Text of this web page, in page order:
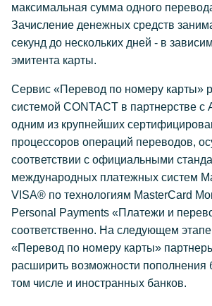
максимальная сумма одного
Зачисление денежных средств
секунд до нескольких дней - в
эмитента карты.
Сервис «Перевод по номеру карты»
системой CONTACT в партнерстве
одним из крупнейших
процессоров операций переводов,
соответствии с официальными
международных платежных систем
VISA® по технологиям MasterCard
Personal Payments «Платежи и
соответственно. На следующем этапе
«Перевод по номеру карты»
расширить возможности пополнения
том числе и иностранных банков.